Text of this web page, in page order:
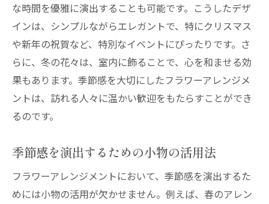
な時間を優雅に演出することも可能です。こうしたデザ
インは、シンプルながらエレガントで、特にクリスマス
や新年の祝賀など、特別なイベントにぴったりです。さ
らに、冬の花々は、室内に飾ることで、心を和ませる効
果もあります。季節感を大切にしたフラワーアレンジメ
ントは、訪れる人々に温かい歓迎をもたらすことができ
るのです。
季節感を演出するための小物の活用法
フラワーアレンジメントにおいて、季節感を演出するた
めには小物の活用が欠かせません。例えば、春のアレン